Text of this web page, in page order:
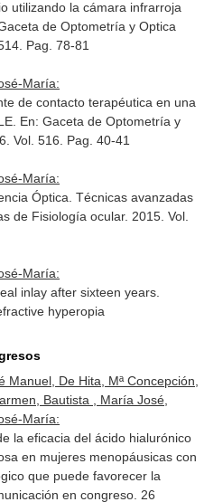
utilizando la cámara infrarroja
de Optometría y Optica
Pag. 78-81
María:
de contacto terapéutica en una
En: Gaceta de Optometría y
Vol. 516. Pag. 40-41
María:
Óptica. Técnicas avanzadas
de Fisiología ocular. 2015. Vol.
María:
inlay after sixteen years.
hyperopia
Manuel, De Hita, Mª Concepción,
Bautista , María José,
María:
la eficacia del ácido hialurónico
en mujeres menopáusicas con
que puede favorecer la
en congreso. 26